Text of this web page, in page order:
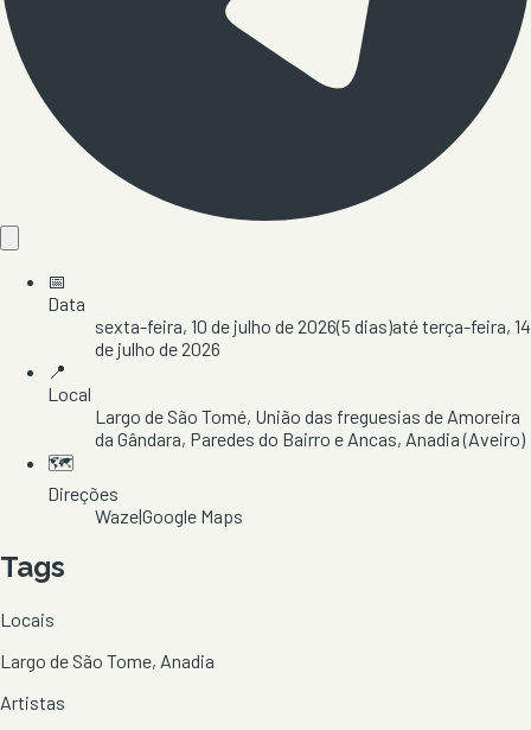
📅
Data
sexta-feira, 10 de julho de 2026(5 dias)atéterça-feira, 14
de julho de 2026
📍
Local
Largo de São Tomé, União das freguesias de Amoreira
da Gândara, Paredes do Bairro e Ancas, Anadia(Aveiro)
🗺️
Direções
Waze|Google Maps
Tags
Locais
Largo de São Tome, Anadia
Artistas